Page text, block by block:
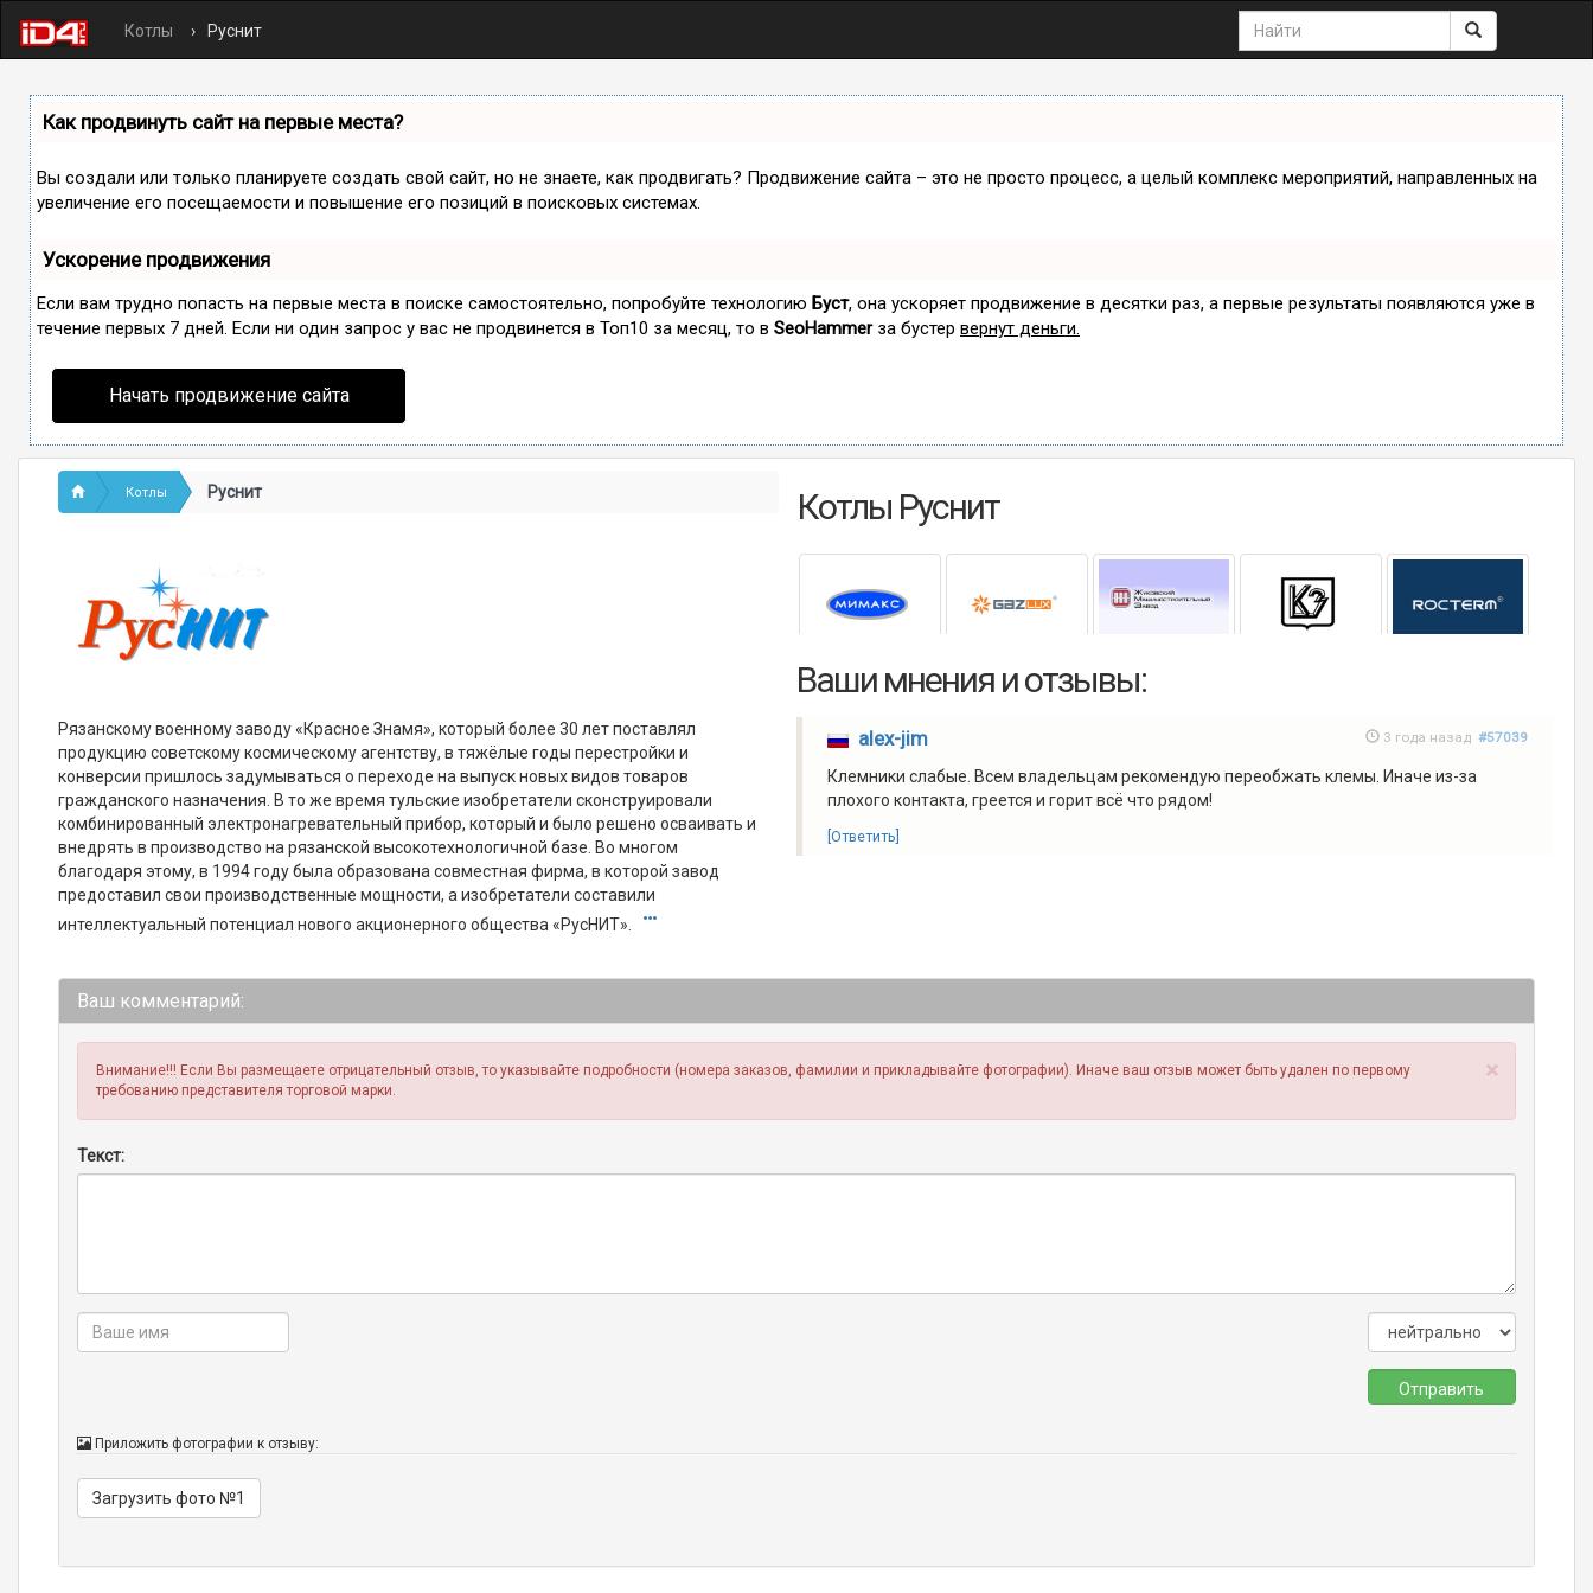
Котлы Руснит
Как продвинуть сайт на первые места?
Вы создали или только планируете создать свой сайт, но не знаете, как продвигать? Продвижение сайта – это не просто процесс, а целый комплекс мероприятий, направленных на
увеличение его посещаемости и повышение его позиций в поисковых системах.
Ускорение продвижения
Если вам трудно попасть на первые места в поиске самостоятельно, попробуйте технологию Буст, она ускоряет продвижение в десятки раз, а первые результаты появляются уже в
течение первых 7 дней. Если ни один запрос у вас не продвинется в Топ10 за месяц, то в SeoHammerза бустер вернут деньги.
Начать продвижение сайта
Котлы Руснит
Рязанскому военному заводу «Красное Знамя», который более 30 лет поставлял
продукцию советскому космическому агентству, в тяжёлые годы перестройки и
конверсии пришлось задумываться о переходе на выпуск новых видов товаров
гражданского назначения. В то же время тульские изобретатели сконструировали
комбинированный электронагревательный прибор, который и было решено осваивать и
внедрять в производство на рязанской высокотехнологичной базе. Во многом
благодаря этому, в 1994 году была образована совместная фирма, в которой завод
предоставил свои производственные мощности, а изобретатели составили
интеллектуальный потенциал нового акционерного общества «РусНИТ».
Котлы Руснит
Ваши мнения и отзывы:
alex-jim 3 года назад #57039
Клемники слабые. Всем владельцам рекомендую переобжать клемы. Иначе из-за
плохого контакта, греется и горит всё что рядом!
[Ответить]
Ваш комментарий:
×
Внимание!!! Если Вы размещаете отрицательный отзыв, то указывайте подробности (номера заказов, фамилии и прикладывайте фотографии). Иначе ваш отзыв может быть удален по первому
требованию представителя торговой марки.
Текст:
Отправить
Приложить фотографии к отзыву:
Загрузить фото №1